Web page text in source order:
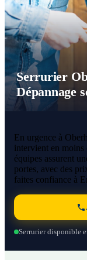
Serrurier
Dépannage
En urgence à
intervient en
équipes assurent
portes, avec des
faites confiance à
Serrurier disponible